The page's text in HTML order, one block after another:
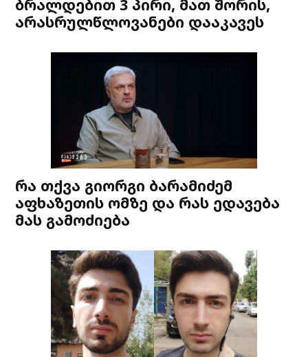
ბრალდებით 3 პირი, მათ შორის,
არასრულწლოვანები დააკავეს
რა თქვა გიორგი ბარამიძემ
აფხაზეთის ომზე და რას ედავება
მას გამოძიება